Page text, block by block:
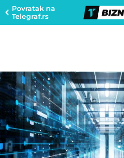
Povratak na
Telegraf.rs